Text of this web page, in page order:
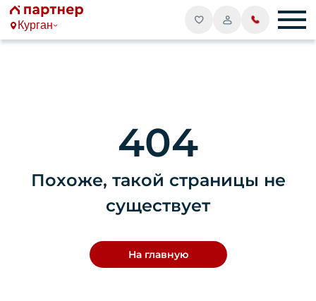
Курган
404
Похоже, такой страницы не
существует
На главную